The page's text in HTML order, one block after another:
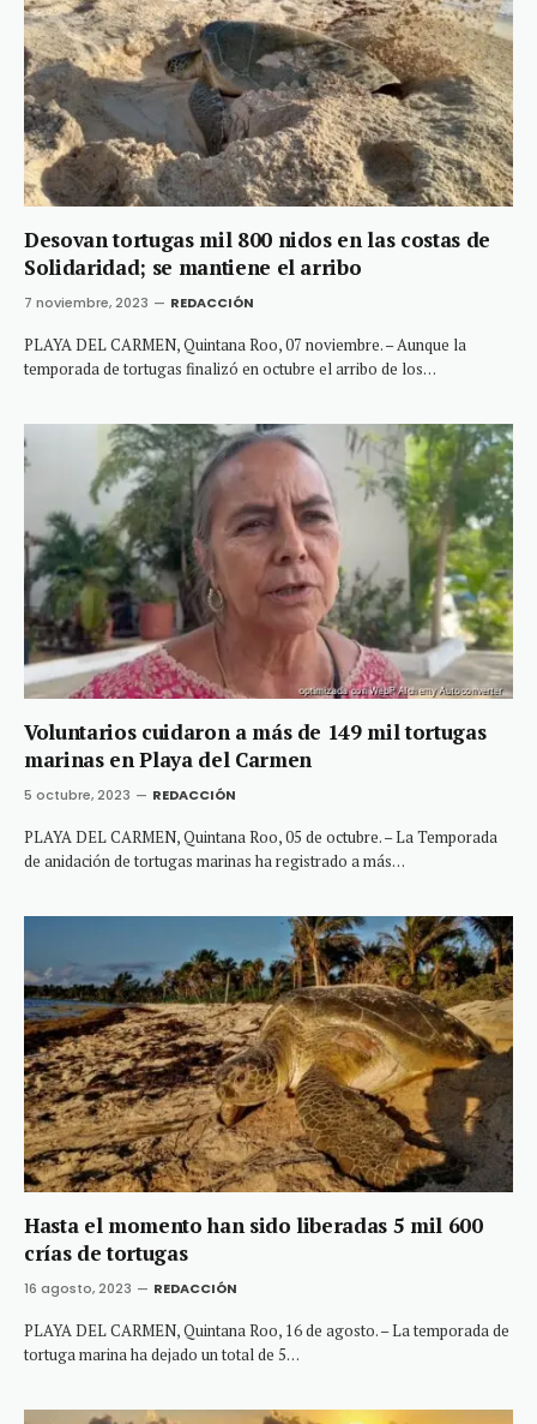
Desovan tortugas mil 800 nidos en las costas de
Solidaridad; se mantiene el arribo
7 noviembre, 2023 REDACCIÓN
PLAYA DEL CARMEN, Quintana Roo, 07 noviembre. – Aunque la
temporada de tortugas finalizó en octubre el arribo de los…
Voluntarios cuidaron a más de 149 mil tortugas
marinas en Playa del Carmen
5 octubre, 2023 REDACCIÓN
PLAYA DEL CARMEN, Quintana Roo, 05 de octubre. – La Temporada
de anidación de tortugas marinas ha registrado a más…
Hasta el momento han sido liberadas 5 mil 600
crías de tortugas
16 agosto, 2023 REDACCIÓN
PLAYA DEL CARMEN, Quintana Roo, 16 de agosto. – La temporada de
tortuga marina ha dejado un total de 5…